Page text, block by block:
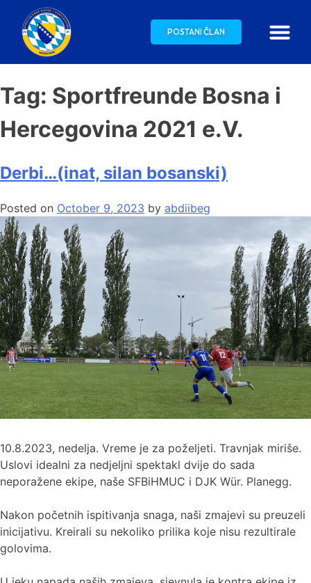
POSTANI ČLAN
Tag: Sportfreunde Bosna i
Hercegovina 2021 e.V.
Derbi…(inat, silan bosanski)
Posted on October 9, 2023 by abdiibeg
10.8.2023, nedelja. Vreme je za poželjeti. Travnjak miriše.
Uslovi idealni za nedjeljni spektakl dvije do sada
neporažene ekipe, naše SFBiHMUC i DJK Wür. Planegg.
Nakon početnih ispitivanja snaga, naši zmajevi su preuzeli
inicijativu. Kreirali su nekoliko prilika koje nisu rezultirale
golovima.